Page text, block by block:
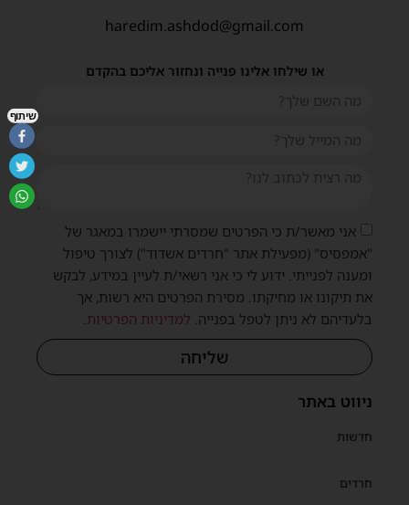
ניווט באתר
חדשות
חרדים
haredim.ashdod@gmail.com
או שילחו אלינו פנייה ונחזור אליכם בהקדם
אני מאשר/ת כי הפרטים שמסרתי יישמרו במאגר של
"אמפסיס" (מפעילת אתר "חרדים אשדוד") לצורך טיפול
ומענה לפנייתי. ידוע לי כי אני רשאי/ת לעיין במידע, לבקש
את תיקונו או מחיקתו. מסירת הפרטים היא רשות, אך
בלעדיהם לא ניתן לטפל בפנייה. למדיניות הפרטיות.
שליחה
שיתוף